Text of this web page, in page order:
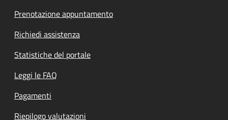
Prenotazione appuntamento
Richiedi assistenza
Statistiche del portale
Leggi le FAQ
Pagamenti
Riepilogo valutazioni